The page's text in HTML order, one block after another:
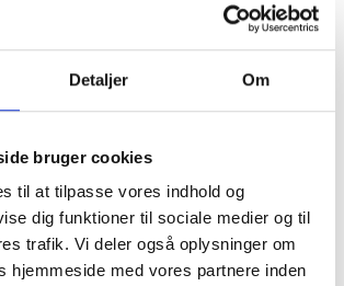
Detaljer Om
bruger cookies
til at tilpasse vores indhold og
dig funktioner til sociale medier og til
trafik. Vi deler også oplysninger om
hjemmeside med vores partnere inden